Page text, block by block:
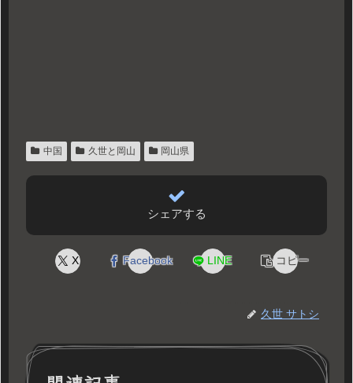
中国 久世と岡山 岡山県
シェアする
X Facebook LINE コピー
久世 サトシ